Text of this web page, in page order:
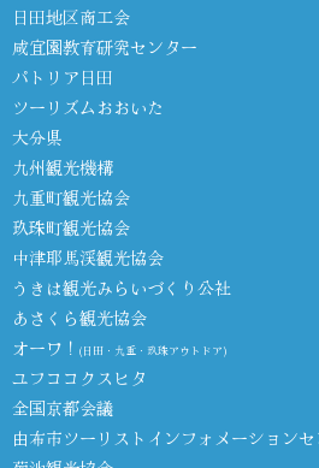
日田地区商工会
咸宜園教育研究センター
パトリア日田
ツーリズムおおいた
大分県
九州観光機構
九重町観光協会
玖珠町観光協会
中津耶馬渓観光協会
うきは観光みらいづくり公社
あさくら観光協会
オーワ！ (日田・九重・玖珠アウトドア)
ユフココクスヒタ
全国京都会議
由布市ツーリストインフォメーション